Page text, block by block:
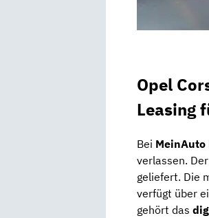
Opel
Leasing
Bei MeinAuto
verlassen. Der
geliefert. Die
verfügt über
gehört das